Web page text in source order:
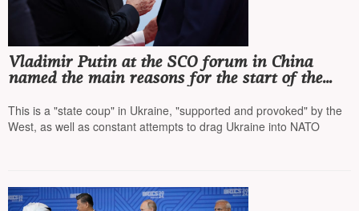
Vladimir Putin at the SCO forum in China
named the main reasons for the start of the
This is a "state coup" in Ukraine, "supported and provoked" by the
West, as well as constant attempts to drag Ukraine into NATO